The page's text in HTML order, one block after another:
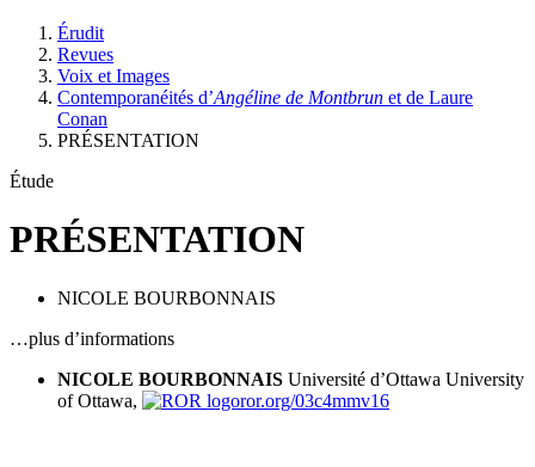
Érudit
Revues
Voix et Images
Contemporanéités d’Angéline de Montbrun et de Laure
Conan
PRÉSENTATION
Étude
PRÉSENTATION
NICOLE BOURBONNAIS
…plus d’informations
NICOLE BOURBONNAIS Université d’Ottawa University
of Ottawa,
ror.org/03c4mmv16